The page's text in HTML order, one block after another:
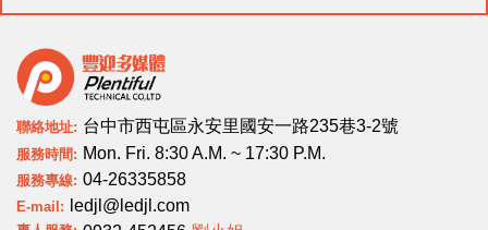
聯絡地址: 台中市西屯區永安里國安一路235巷3-2號
服務時間: Mon. Fri. 8:30 A.M. ~ 17:30 P.M.
服務專線: 04-26335858
E-mail: ledjl@ledjl.com